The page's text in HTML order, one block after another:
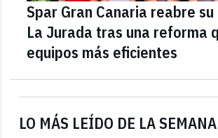
LO MÁS LEÍDO DE LA SEMANA
Spar Gran Canaria reabre
La Jurada tras una reforma
equipos más eficientes